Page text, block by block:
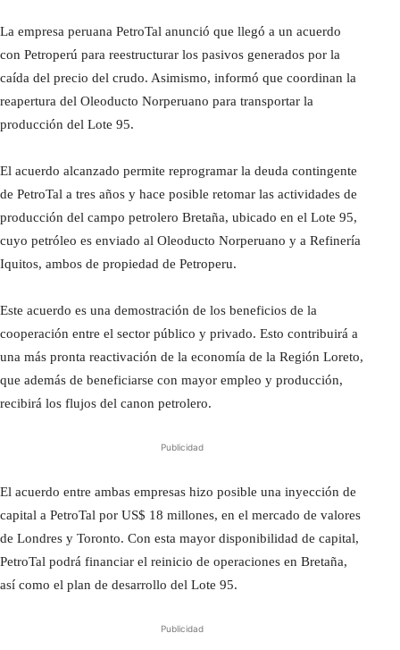
La empresa peruana PetroTal anunció que llegó a un acuerdo
con Petroperú para reestructurar los pasivos generados por la
caída del precio del crudo. Asimismo, informó que coordinan la
reapertura del Oleoducto Norperuano para transportar la
producción del Lote 95.
El acuerdo alcanzado permite reprogramar la deuda contingente
de PetroTal a tres años y hace posible retomar las actividades de
producción del campo petrolero Bretaña, ubicado en el Lote 95,
cuyo petróleo es enviado al Oleoducto Norperuano y a Refinería
Iquitos, ambos de propiedad de Petroperu.
Este acuerdo es una demostración de los beneficios de la
cooperación entre el sector público y privado. Esto contribuirá a
una más pronta reactivación de la economía de la Región Loreto,
que además de beneficiarse con mayor empleo y producción,
recibirá los flujos del canon petrolero.
Publicidad
El acuerdo entre ambas empresas hizo posible una inyección de
capital a PetroTal por US$ 18 millones, en el mercado de valores
de Londres y Toronto. Con esta mayor disponibilidad de capital,
PetroTal podrá financiar el reinicio de operaciones en Bretaña,
así como el plan de desarrollo del Lote 95.
Publicidad